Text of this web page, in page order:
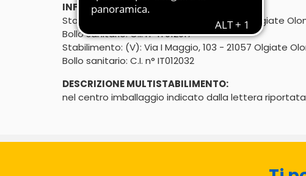
INFORMAZIONI PRODUTTORE:
Stabilimento: (V): Via I Maggio, 112 - 21057 Olgiate
Bollo sanitario: C.I. n° IT012017
Stabilimento: (V): Via I Maggio, 103 - 21057 Olgiate
Bollo sanitario: C.I. n° IT012032
DESCRIZIONE MULTISTABILIMENTO:
nel centro imballaggio indicato dalla lettera